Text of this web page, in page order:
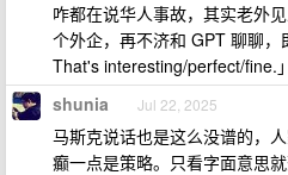
咋都在说华人事故，其实老外
个外企，再不济和 GPT 聊聊
That's interesting/perfect/fine.」
shunia Jul 22, 2025
马斯克说话也是这么没谱的，
癫一点是策略。只看字面意思就